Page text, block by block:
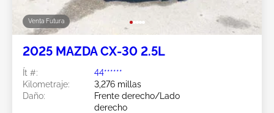
Venta Futura
2025 MAZDA CX-30 2.5L
Ít #:
44******
Kilometraje:
3,276 millas
Daño:
Frente derecho/Lado
derecho